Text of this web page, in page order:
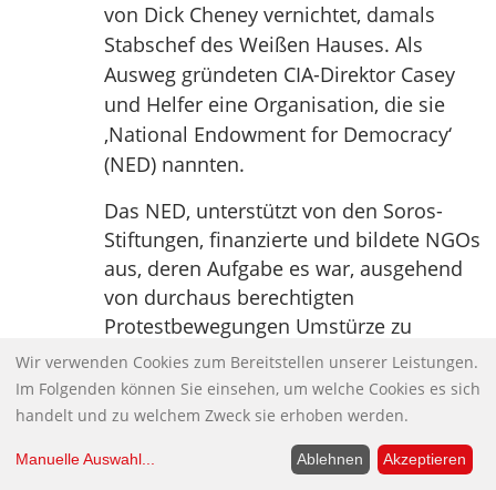
von Dick Cheney vernichtet, damals
Stabschef des Weißen Hauses. Als
Ausweg gründeten CIA-Direktor Casey
und Helfer eine Organisation, die sie
‚National Endowment for Democracy‘
(NED) nannten.
Das NED, unterstützt von den Soros-
Stiftungen, finanzierte und bildete NGOs
aus, deren Aufgabe es war, ausgehend
von durchaus berechtigten
Protestbewegungen Umstürze zu
organisieren; so etwa Otpor (Serbisch:
Widerstand). Sie war eine studentische
Oppositions-NGO, die von Washington
erschaffen und nach Serbien
hineingetragen wurde. Sie konnte
Wir verwenden Cookies zum Bereitstellen unserer Leistungen.
Im Folgenden können Sie einsehen, um welche Cookies es sich
handelt und zu welchem Zweck sie erhoben werden.
Manuelle Auswahl... Ablehnen Akzeptieren